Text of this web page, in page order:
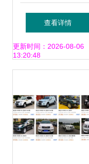
本田中型运动轿
车，这买卖凭什么
查看详情
更新时间：2026-08-06
13:20:48